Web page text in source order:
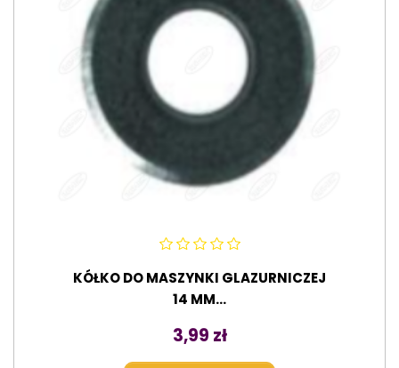
KÓŁKO DO MASZYNKI GLAZURNICZEJ
14 MM...
Cena
3,99 zł